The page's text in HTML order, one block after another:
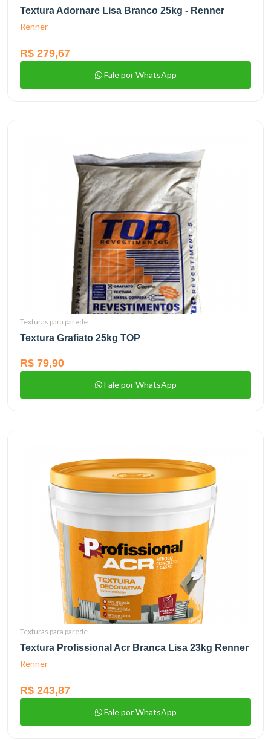
Textura Adornare Lisa Branco 25kg - Renner
Renner
R$ 279,67
Fale por WhatsApp
Texturas para parede
Textura Grafiato 25kg TOP
R$ 79,90
Fale por WhatsApp
Texturas para parede
Textura Profissional Acr Branca Lisa 23kg Renner
Renner
R$ 243,87
Fale por WhatsApp